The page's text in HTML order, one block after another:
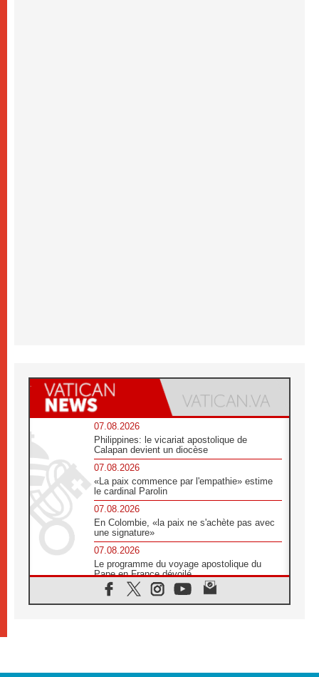
07.08.2026
Philippines: le vicariat apostolique de
Calapan devient un diocèse
07.08.2026
«La paix commence par l'empathie» estime
le cardinal Parolin
07.08.2026
En Colombie, «la paix ne s'achète pas avec
une signature»
07.08.2026
Le programme du voyage apostolique du
Pape en France dévoilé
07.08.2026
1ère Conférence continentale sur l'éducation
07.08.2026